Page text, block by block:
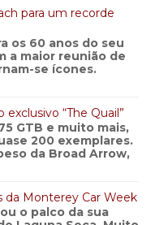
para um recorde
os 60 anos do seu
a maior reunião de
se ícones.
“The Quail”
GTB e muito mais,
200 exemplares.
da Broad Arrow,
da Monterey Car Week
o palco da sua